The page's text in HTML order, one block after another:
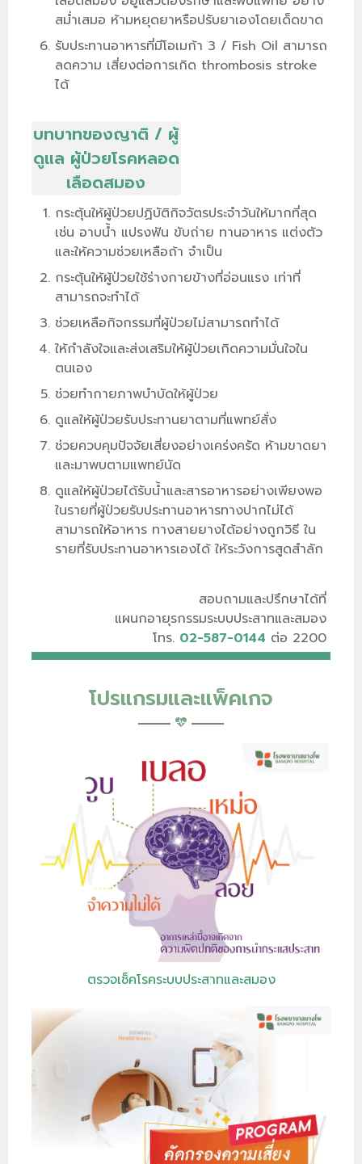
สม่ำเสมอ ห้ามหยุดยาหรือปรับยาเองโดยเด็ดขาด
รับประทานอาหารที่มีโอเมก้า 3 / Fish Oil สามารถ
ลดความ เสี่ยงต่อการเกิด thrombosis stroke
ได้
บทบาทของญาติ / ผู้
ดูแล ผู้ป่วยโรคหลอด
เลือดสมอง
กระตุ้นให้ผู้ป่วยปฏิบัติกิจวัตรประจำวันให้มากที่สุด
เช่น อาบน้ำ แปรงฟัน ขับถ่าย ทานอาหาร แต่งตัว
และให้ความช่วยเหลือถ้า จำเป็น
กระตุ้นให้ผู้ป่วยใช้ร่างกายข้างที่อ่อนแรง เท่าที่
สามารถจะทำได้
ช่วยเหลือกิจกรรมที่ผู้ป่วยไม่สามารถทำได้
ให้กำลังใจและส่งเสริมให้ผู้ป่วยเกิดความมั่นใจใน
ตนเอง
ช่วยทำกายภาพบำบัดให้ผู้ป่วย
ดูแลให้ผู้ป่วยรับประทานยาตามที่แพทย์สั่ง
ช่วยควบคุมปัจจัยเสี่ยงอย่างเคร่งครัด ห้ามขาดยา
และมาพบตามแพทย์นัด
ดูแลให้ผู้ป่วยได้รับน้ำและสารอาหารอย่างเพียงพอ
ในรายที่ผู้ป่วยรับประทานอาหารทางปากไม่ได้
สามารถให้อาหาร ทางสายยางได้อย่างถูกวิธี ใน
รายที่รับประทานอาหารเองได้ ให้ระวังการสูดสำลัก
สอบถามและปรึกษาได้ที่
แผนกอายุรกรรมระบบประสาทและสมอง
โทร. 02-587-0144 ต่อ 2200
โปรแกรมและแพ็คเกจ
ตรวจเช็คโรคระบบประสาทและสมอง